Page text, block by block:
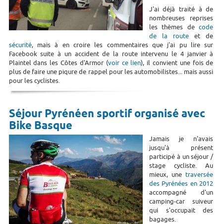
J'ai déjà traité à de
nombreuses reprises
les thèmes decode
de la route et de
sécurité, mais à en croire les commentaires que j'ai pu lire sur
Facebook suite à un accident de la route intervenu le 4 janvier à
Plaintel dans les Côtes d'Armor (voir ce lien), il convient une fois de
plus de faire une piqure de rappel pour les automobilistes... mais aussi
pour les cyclistes.
Séjour Pyrénéen sportif organisé avec
Bike Basque
Jamais je n'avais
jusqu'à présent
participé à un séjour /
stage cycliste. Au
mieux, une traversée
des Pyrénées en 2012
accompagné d'un
camping-car suiveur
qui s'occupait des
bagages.